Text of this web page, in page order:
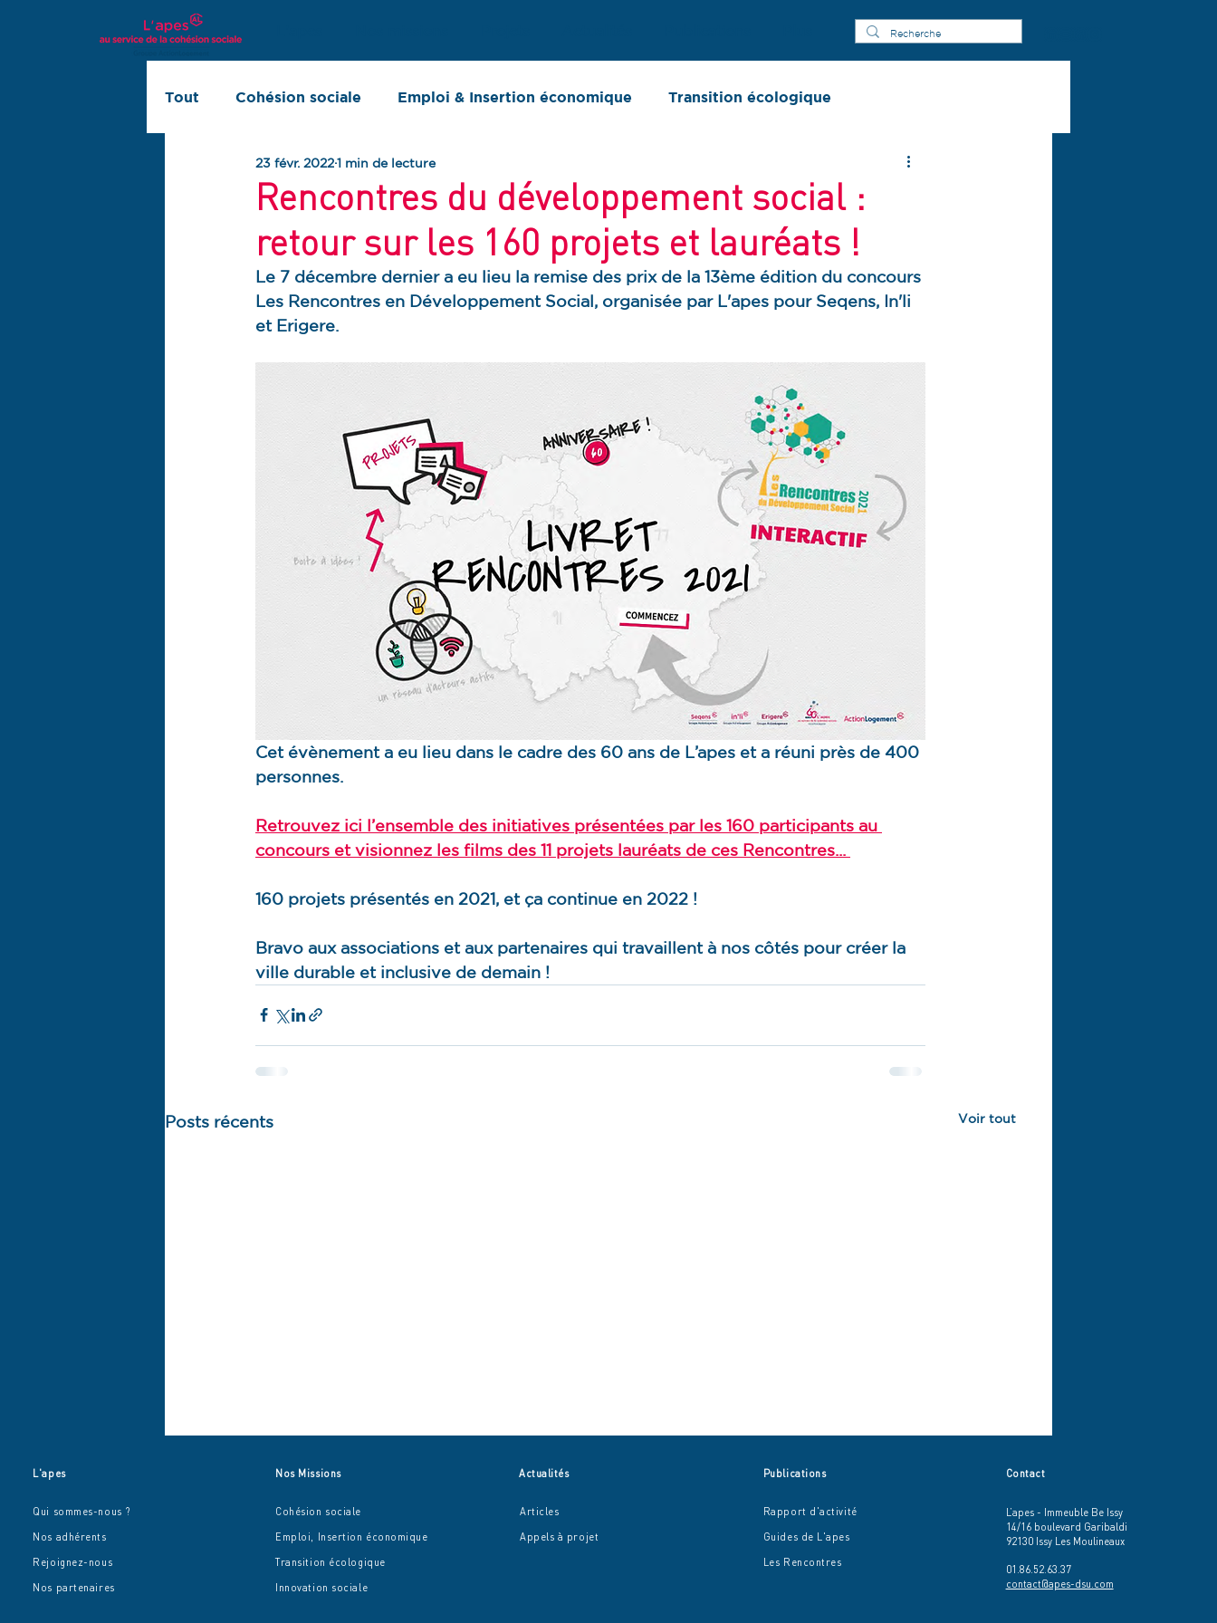
Tout Cohésion sociale Emploi & Insertion économique Transition écologique
Innovation sociale Rapport d'activité
Rencontres du développement social :
retour sur les 160 projets et lauréats !
23 févr. 20221 min de lecture
Le 7 décembre dernier a eu lieu la remise des prix de la 13ème édition du concours
Les Rencontres en Développement Social, organisée par L'apes pour Seqens, In'li
et Erigere.
Cet évènement a eu lieu dans le cadre des 60 ans de L’apes et a réuni près de 400
personnes.
Retrouvez ici l’ensemble des initiatives présentées par les 160 participants au
concours et visionnez les films des 11 projets lauréats de ces Rencontres...
160 projets présentés en 2021, et ça continue en 2022 !
Bravo aux associations et aux partenaires qui travaillent à nos côtés pour créer la
ville durable et inclusive de demain !
Posts récents Voir tout
Le Rapport d'Activité 2025 de
L'apes
Qui sommes-nous ?
Nos adhérents
Rejoignez-nous
Nos partenaires
Nos Missions
Cohésion sociale
Emploi, Insertion économique
Transition écologique
Innovation sociale
Actualités
Articles
Appel s à projet
Publications
Rapport d'activité
Guides de L'apes
Les R encontres
Contact
L’apes - Immeuble Be Issy
14/16 boulevard Garibaldi
92130 Issy Les Moulineaux
01.86.52.63.37
contact@apes-dsu.com